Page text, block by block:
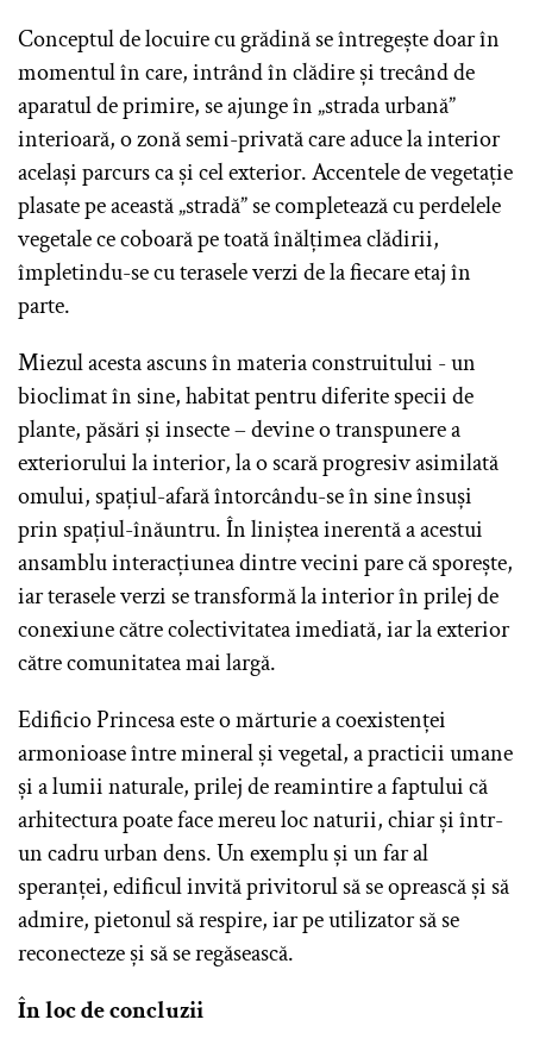
Conceptul de locuire cu grădină se întregește doar în
momentul în care, intrând în clădire și trecând de
aparatul de primire, se ajunge în „strada urbană”
interioară, o zonă semi-privată care aduce la interior
același parcurs ca și cel exterior. Accentele de vegetație
plasate pe această „stradă” se completează cu perdelele
vegetale ce coboară pe toată înălțimea clădirii,
împletindu-se cu terasele verzi de la fiecare etaj în
parte.
Miezul acesta ascuns în materia construitului - un
bioclimat în sine, habitat pentru diferite specii de
plante, păsări și insecte – devine o transpunere a
exteriorului la interior, la o scară progresiv asimilată
omului, spațiul-afară întorcându-se în sine însuși
prin spațiul-înăuntru. În liniștea inerentă a acestui
ansamblu interacțiunea dintre vecini pare că sporește,
iar terasele verzi se transformă la interior în prilej de
conexiune către colectivitatea imediată, iar la exterior
către comunitatea mai largă.
Edificio Princesa este o mărturie a coexistenței
armonioase între mineral și vegetal, a practicii umane
și a lumii naturale, prilej de reamintire a faptului că
arhitectura poate face mereu loc naturii, chiar și într-
un cadru urban dens. Un exemplu și un far al
speranței, edificul invită privitorul să se oprească și să
admire, pietonul să respire, iar pe utilizator să se
reconecteze și să se regăsească.
În loc de concluzii